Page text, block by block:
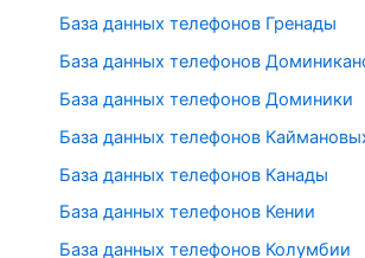
База данных телефонов Гренады
База данных телефонов
База данных телефонов Доминики
База данных телефонов
База данных телефонов Канады
База данных телефонов Кении
База данных телефонов Колумбии